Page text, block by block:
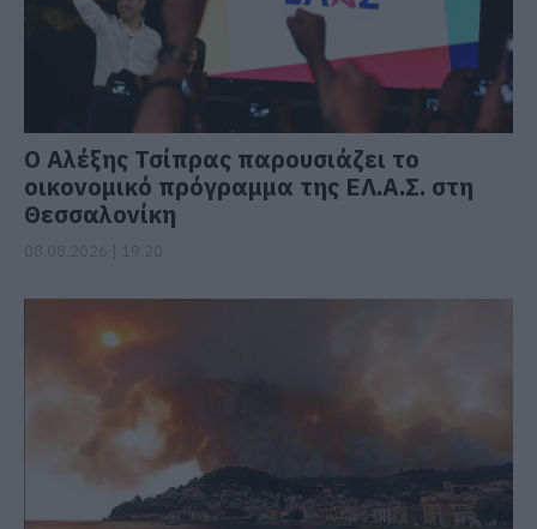
Ο Αλέξης Τσίπρας παρουσιάζει το
οικονομικό πρόγραμμα της ΕΛ.Α.Σ. στη
Θεσσαλονίκη